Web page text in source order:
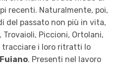
recenti. Naturalmente, poi,
del passato non più in vita,
Trovaioli, Piccioni, Ortolani,
tracciare i loro ritratti lo
. Presenti nel lavoro